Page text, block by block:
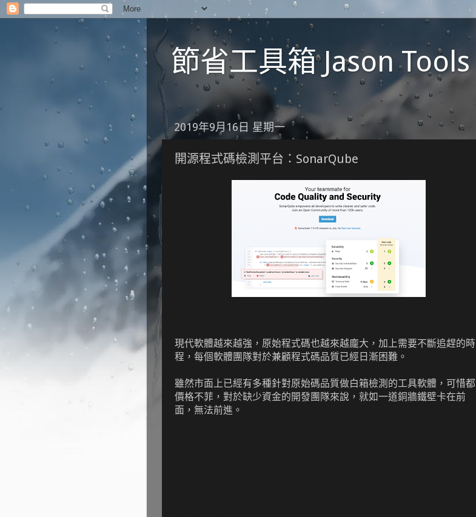
節省工具箱 Jason Tools
2019年9月16日 星期一
開源程式碼檢測平台：SonarQube
現代軟體越來越強，原始程式碼也越來越龐大，加上需要不斷追趕的時
程，每個軟體團隊對於兼顧程式碼品質已經日漸困難。
雖然市面上已經有多種針對原始碼品質做白箱檢測的工具軟體，可惜都
價格不菲，對於缺少資金的開發團隊來說，就如一道銅牆鐵壁卡在前
面，無法前進。